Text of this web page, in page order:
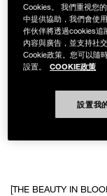
[THE BEAUTY IN
Cookies。 我們重視您
中提供協助，我們會使
作伙伴將透過cookies追
內容與廣告，並支持社
Cookie政策。您可以隨
設置。
COOKIE政策
設置我